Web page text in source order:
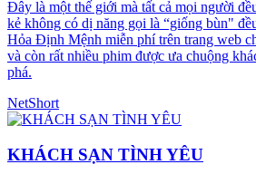
Đây là một thế giới mà tất cả mọi người
kẻ không có dị năng gọi là “giống bùn"
Hỏa Định Mệnh miễn phí trên trang web
và còn rất nhiều phim được ưa chuộng
phá.
NetShort
KHÁCH SẠN TÌNH YÊU